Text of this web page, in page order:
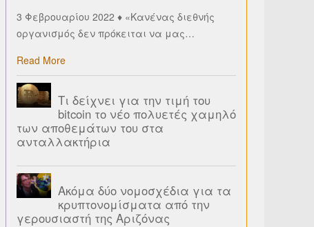
3 Φεβρουαρίου 2022 ♦ «Κανένας διεθνής
οργανισμός δεν πρόκειται να μας…
Read More
Τι δείχνει για την τιμή του
bitcoin το νέο πολυετές χαμηλό
των αποθεμάτων του στα
ανταλλακτήρια
Ακόμα δύο νομοσχέδια για τα
κρυπτονομίσματα από την
γερουσιαστή της Αριζόνας